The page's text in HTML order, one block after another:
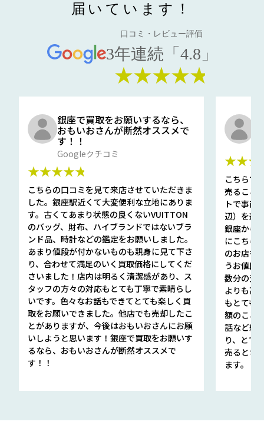
届いています！
口コミ・レビュー評価
3年連続「4.8」
★★★★★
銀座で買取をお願いするなら、
おもいおさんが断然オススメで
す！！
Googleクチコミ
★★★★★
こちらの口コミを見て来店させていただきま
した。銀座駅近くて大変便利な立地にありま
す。古くてあまり状態の良くないVUITTON
のバッグ、財布、ハイブランドではないブラ
ンド品、時計などの鑑定をお願いしました。
あまり値段が付かないものも親身に見て下さ
り、合わせて満足のいく買取価格にしてくだ
さいました！店内は明るく清潔感があり、ス
タッフの方々の対応もとても丁寧で素晴らし
いです。色々なお話もできてとても楽しく買
取をお願いできました。他店でも売却したこ
とがありますが、今後はおもいおさんにお願
いしようと思います！銀座で買取をお願いす
るなら、おもいおさんが断然オススメで
す！！
こちらで
売ること
トで事前
辺）を選
銀座から
にこちら
のお店も
うお値段
数分の査
よりも高
もとても
額のこと
話など細
り、とて
売るとき
ます。